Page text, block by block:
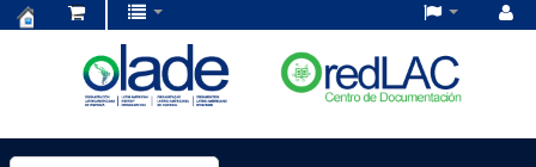
OLADE